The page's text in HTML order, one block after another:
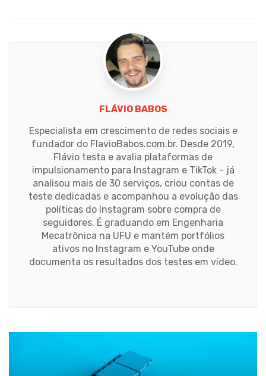
FLÁVIO BABOS
Especialista em crescimento de redes sociais e
fundador do FlavioBabos.com.br. Desde 2019,
Flávio testa e avalia plataformas de
impulsionamento para Instagram e TikTok - já
analisou mais de 30 serviços, criou contas de
teste dedicadas e acompanhou a evolução das
políticas do Instagram sobre compra de
seguidores. É graduando em Engenharia
Mecatrônica na UFU e mantém portfólios
ativos no Instagram e YouTube onde
documenta os resultados dos testes em vídeo.